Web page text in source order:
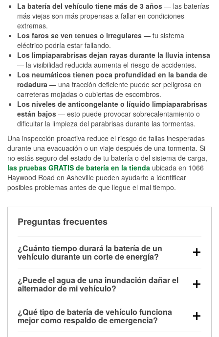
La batería del vehículo tiene más de 3 años — las baterías
más viejas son más propensas a fallar en condiciones
extremas.
Los faros se ven tenues o irregulares — tu sistema
eléctrico podría estar fallando.
Los limpiaparabrisas dejan rayas durante la lluvia intensa
— la visibilidad reducida aumenta el riesgo de accidentes.
Los neumáticos tienen poca profundidad en la banda de
rodadura — una tracción deficiente puede ser peligrosa en
carreteras mojadas o cubiertas de escombros.
Los niveles de anticongelante o líquido limpiaparabrisas
están bajos — esto puede provocar sobrecalentamiento o
dificultar la limpieza del parabrisas durante las tormentas.
Una inspección proactiva reduce el riesgo de fallas inesperadas
durante una evacuación o un viaje después de una tormenta. Si
no estás seguro del estado de tu batería o del sistema de carga,
las pruebas GRATIS de batería en la tienda ubicada en 1066
Haywood Road en Asheville pueden ayudarte a identificar
posibles problemas antes de que llegue el mal tiempo.
Preguntas frecuentes
¿Cuánto tiempo durará la batería de un
vehículo durante un corte de energía?
alimentar pequeños accesorios durante un tiempo
limitado, pero el uso repetido sin conducir el vehículo
contar con un equipo de carga de respaldo para
cortes prolongados.
¿Puede el agua de una inundación dañar el
alternador de mi vehículo?
parte baja del compartimento del motor y pueden
dañarse si se sumergen, lo que puede provocar una
¿Qué tipo de batería de vehículo funciona
mejor como respaldo de emergencia?